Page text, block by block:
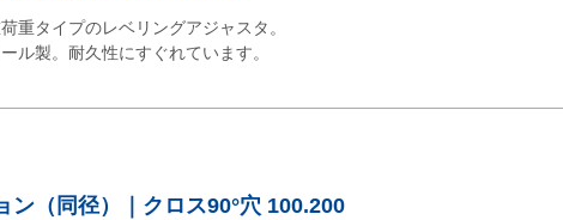
重タイプのレベリングアジャスタ。
ル製。耐久性にすぐれています。
ン（同径）｜クロス90°穴 100.200